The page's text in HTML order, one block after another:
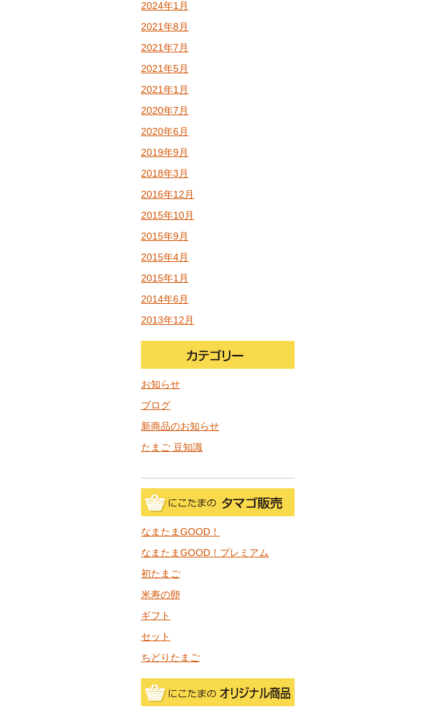
2024年1月
2021年8月
2021年7月
2021年5月
2021年1月
2020年7月
2020年6月
2019年9月
2018年3月
2016年12月
2015年10月
2015年9月
2015年4月
2015年1月
2014年6月
2013年12月
お知らせ
ブログ
新商品のお知らせ
たまご 豆知識
なまたまGOOD！
なまたまGOOD！プレミアム
初たまご
米寿の卵
ギフト
セット
ちどりたまご